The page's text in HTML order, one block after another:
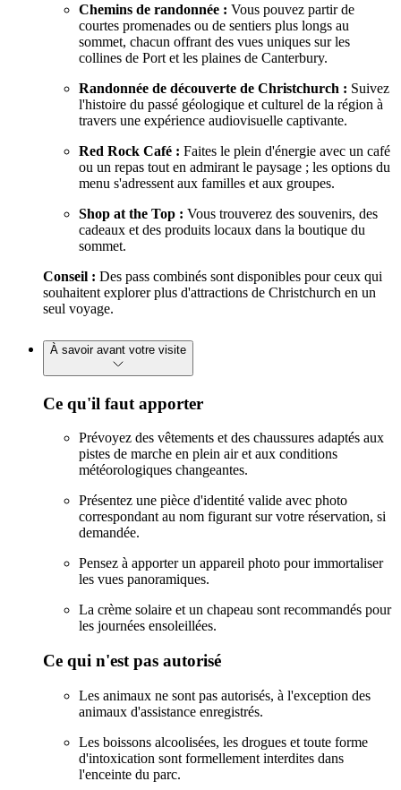
Chemins de randonnée : Vous pouvez partir de
courtes promenades ou de sentiers plus longs au
sommet, chacun offrant des vues uniques sur les
collines de Port et les plaines de Canterbury.
Randonnée de découverte de Christchurch : Suivez
l'histoire du passé géologique et culturel de la région à
travers une expérience audiovisuelle captivante.
Red Rock Café : Faites le plein d'énergie avec un café
ou un repas tout en admirant le paysage ; les options du
menu s'adressent aux familles et aux groupes.
Shop at the Top : Vous trouverez des souvenirs, des
cadeaux et des produits locaux dans la boutique du
sommet.
Conseil : Des pass combinés sont disponibles pour ceux qui
souhaitent explorer plus d'attractions de Christchurch en un
seul voyage.
À savoir avant votre visite
Ce qu'il faut apporter
Prévoyez des vêtements et des chaussures adaptés aux
pistes de marche en plein air et aux conditions
météorologiques changeantes.
Présentez une pièce d'identité valide avec photo
correspondant au nom figurant sur votre réservation, si
demandée.
Pensez à apporter un appareil photo pour immortaliser
les vues panoramiques.
La crème solaire et un chapeau sont recommandés pour
les journées ensoleillées.
Ce qui n'est pas autorisé
Les animaux ne sont pas autorisés, à l'exception des
animaux d'assistance enregistrés.
Les boissons alcoolisées, les drogues et toute forme
d'intoxication sont formellement interdites dans
l'enceinte du parc.